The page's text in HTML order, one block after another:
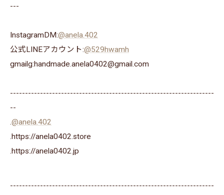
---
InstagramDM:@anela.402
公式LINEアカウント:@529hwamh
gmailg:handmade.anela0402@gmail.com
--------------------------------------------------------------------
--
.@anela.402
.https://anela0402.store
⁡.https://anela0402.jp⁡⁡
--------------------------------------------------------------------